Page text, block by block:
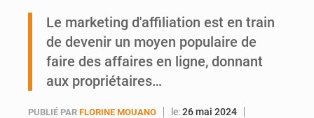
AfroBasket U18 : Le Mali défend sa double couronne à Abidjan
Le marketing d'affiliation est en train
de devenir un moyen populaire de
faire des affaires en ligne, donnant
aux propriétaires…
PUBLIÉ PAR FLORINE MOUANO le:26 mai 2024